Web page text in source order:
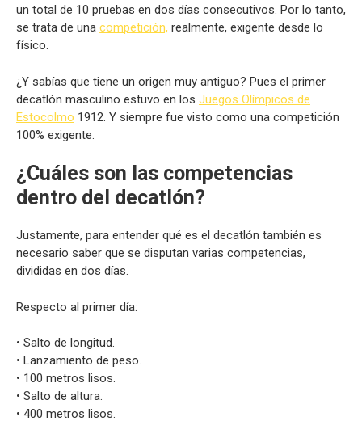
un total de 10 pruebas en dos días consecutivos. Por lo tanto,
se trata de una competición, realmente, exigente desde lo
físico.
¿Y sabías que tiene un origen muy antiguo? Pues el primer
decatlón masculino estuvo en los Juegos Olímpicos de
Estocolmo 1912. Y siempre fue visto como una competición
100% exigente.
¿Cuáles son las competencias
dentro del decatlón?
Justamente, para entender qué es el decatlón también es
necesario saber que se disputan varias competencias,
divididas en dos días.
Respecto al primer día:
• Salto de longitud.
• Lanzamiento de peso.
• 100 metros lisos.
• Salto de altura.
• 400 metros lisos.